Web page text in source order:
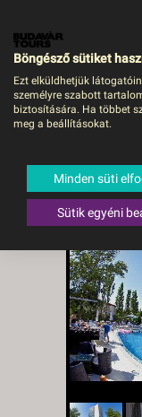
Hotel
Bulgária
Böngésző sütiket
Ezt elküldhetjük
személyre szabott
biztosítására. Ha többet
meg a beállításokat.
Minden süti
Sütik egyéni